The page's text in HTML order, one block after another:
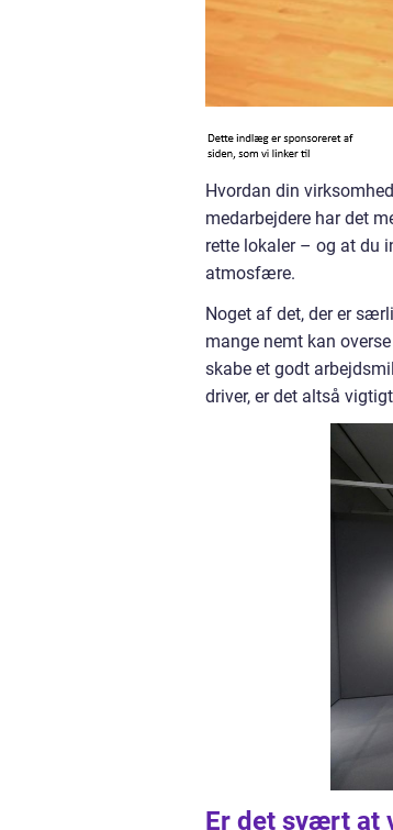
Hvordan din
medarbejdere har det
rette lokaler – og at du
atmosfære.
Noget af det, der er
mange nemt kan
skabe et godt
driver, er det altså
Er det svært at